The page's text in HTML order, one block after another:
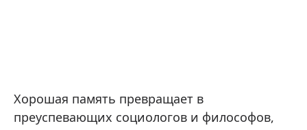
Хорошая память превращает в
преуспевающих социологов и философов,